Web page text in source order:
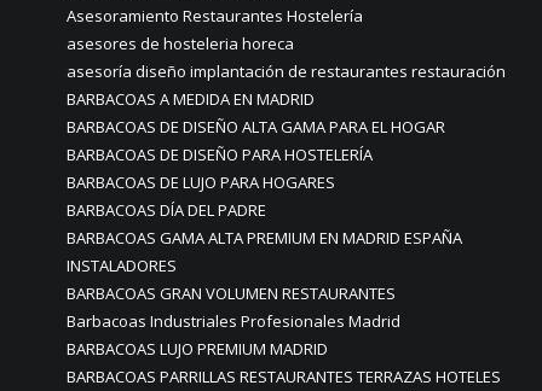
Asesoramiento Restaurantes Hostelería
asesores de hosteleria horeca
asesoría diseño implantación de restaurantes restauración
BARBACOAS A MEDIDA EN MADRID
BARBACOAS DE DISEÑO ALTA GAMA PARA EL HOGAR
BARBACOAS DE DISEÑO PARA HOSTELERÍA
BARBACOAS DE LUJO PARA HOGARES
BARBACOAS DÍA DEL PADRE
BARBACOAS GAMA ALTA PREMIUM EN MADRID ESPAÑA
INSTALADORES
BARBACOAS GRAN VOLUMEN RESTAURANTES
Barbacoas Industriales Profesionales Madrid
BARBACOAS LUJO PREMIUM MADRID
BARBACOAS PARRILLAS RESTAURANTES TERRAZAS HOTELES